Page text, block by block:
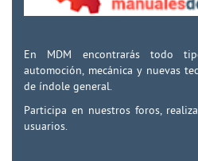
En MDM encontrarás todo
automoción, mecánica y nuevas
de índole general.
Participa en nuestros foros,
usuarios.